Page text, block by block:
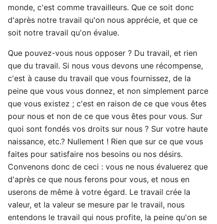
monde, c'est comme travailleurs. Que ce soit donc
d'après notre travail qu'on nous apprécie, et que ce
soit notre travail qu'on évalue.
Que pouvez-vous nous opposer ? Du travail, et rien
que du travail. Si nous vous devons une récompense,
c'est à cause du travail que vous fournissez, de la
peine que vous vous donnez, et non simplement parce
que vous existez ; c'est en raison de ce que vous êtes
pour nous et non de ce que vous êtes pour vous. Sur
quoi sont fondés vos droits sur nous ? Sur votre haute
naissance, etc.? Nullement ! Rien que sur ce que vous
faites pour satisfaire nos besoins ou nos désirs.
Convenons donc de ceci : vous ne nous évaluerez que
d'après ce que nous ferons pour vous, et nous en
userons de même à votre égard. Le travail crée la
valeur, et la valeur se mesure par le travail, nous
entendons le travail qui nous profite, la peine qu'on se